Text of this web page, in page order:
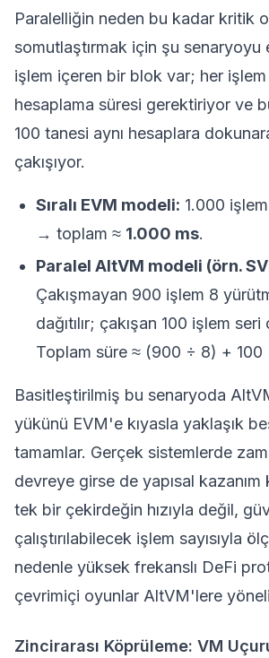
Paralelliğin neden bu kadar kritik
somutlaştırmak için şu senaryoyu
işlem içeren bir blok var; her işlem
hesaplama süresi gerektiriyor ve
100 tanesi aynı hesaplara
çakışıyor.
Sıralı EVM modeli: 1.000
→ toplam ≈ 1.000 ms.
Paralel AltVM modeli (örn.
Çakışmayan 900 işlem 8
dağıtılır; çakışan 100 işlem
Toplam süre ≈ (900 ÷ 8) + 100
Basitleştirilmiş bu senaryoda
yükünü EVM'e kıyasla yaklaşık
tamamlar. Gerçek sistemlerde
devreye girse de yapısal kazanım
tek bir çekirdeğin hızıyla değil,
çalıştırılabilecek işlem sayısıyla
nedenle yüksek frekanslı DeFi
çevrimiçi oyunlar AltVM'lere
Zincirarası Köprüleme: VM